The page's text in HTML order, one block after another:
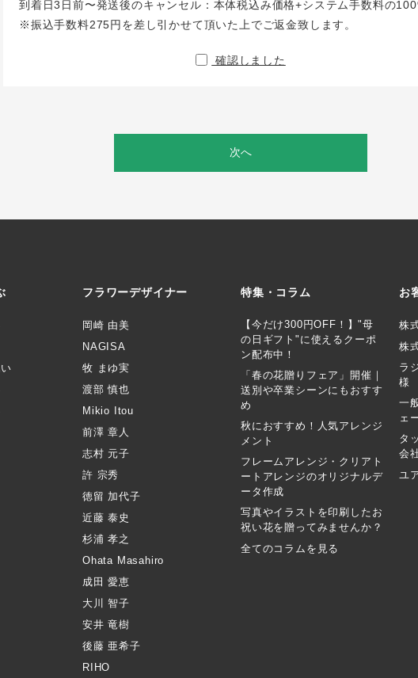
到着日3日前〜発送後のキャンセル：本体税込み価格+システム手数料の
※振込手数料275円を差し引かせて頂いた上でご返金致します。
確認しました
次へ
フラワーデザイナー
岡崎 由美
NAGISA
牧 まゆ実
渡部 慎也
Mikio Itou
前澤 章人
志村 元子
許 宗秀
徳留 加代子
近藤 泰史
杉浦 孝之
Ohata Masahiro
成田 愛恵
大川 智子
安井 竜樹
後藤 亜希子
RIHO
特集・コラム
【今だけ300円OFF！】"母
の日ギフト"に使えるクーポ
ン配布中！
「春の花贈りフェア」開催｜
送別や卒業シーンにもおすす
め
秋におすすめ！人気アレンジ
メント
フレームアレンジ・クリアト
ートアレンジのオリジナルデ
ータ作成
写真やイラストを印刷したお
祝い花を贈ってみませんか？
全てのコラムを見る
お
株
株
ラ
様
一
ェ
タ
会
ユ